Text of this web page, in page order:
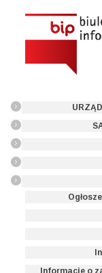
Informacje o